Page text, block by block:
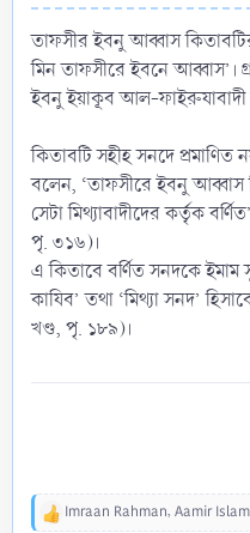
তাফসীর ইবনু আব্বাস
মিন তাফসীরে ইবনে আব্বাস’।
ইবনু ইয়াকূব আল-
কিতাবটি সহীহ সনদে প্রমাণিত
বলেন, ‘‌‌তাফসীরে ইবনু আব্বাস
সেটা মিথ্যাবাদীদের কর্তৃক
পৃ. ৩১৬)।
এ কিতাবে বর্ণিত সনদকে ইমাম
কাযিব’ তথা ‘মিথ্যা সনদ’
খণ্ড, পৃ. ১৮৯)।
R
Imraan Rahman, Aamir Islam